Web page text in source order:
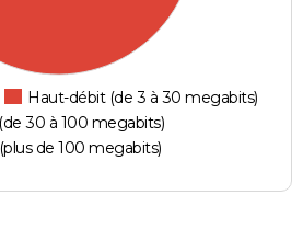
Haut-débit (de 3 à 30 megabits)
30 à 100 megabits)
de 100 megabits)